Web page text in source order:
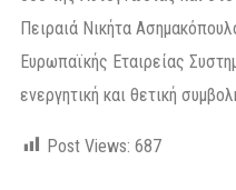
Πειραιά Νικήτα
Ευρωπαϊκής Εταιρείας
ενεργητική και θετική
Post Views: 687